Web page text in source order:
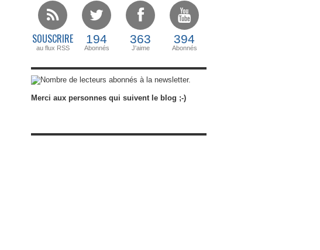
SOUSCRIRE
au flux RSS
194
Abonnés
363
J'aime
394
Abonnés
abonnés à la newsletter.
Merci aux personnes qui suivent le blog ;-)